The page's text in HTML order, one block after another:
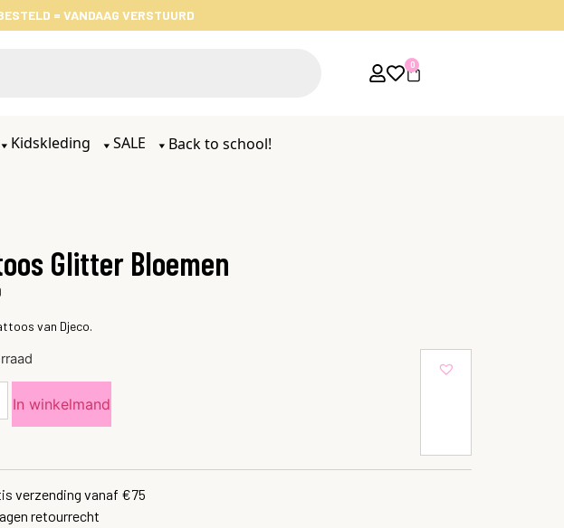
= VANDAAG VERSTUURD
0
Kidskleding SALE Back to school!
Glitter Bloemen
van Djeco.
In winkelmand
verzending vanaf €75
retourrecht